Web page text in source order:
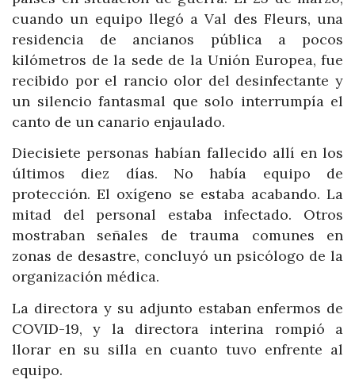
cuando un equipo llegó a Val des Fleurs, una
residencia de ancianos pública a pocos
kilómetros de la sede de la Unión Europea, fue
recibido por el rancio olor del desinfectante y
un silencio fantasmal que solo interrumpía el
canto de un canario enjaulado.
Diecisiete personas habían fallecido allí en los
últimos diez días. No había equipo de
protección. El oxígeno se estaba acabando. La
mitad del personal estaba infectado. Otros
mostraban señales de trauma comunes en
zonas de desastre, concluyó un psicólogo de la
organización médica.
La directora y su adjunto estaban enfermos de
COVID-19, y la directora interina rompió a
llorar en su silla en cuanto tuvo enfrente al
equipo.